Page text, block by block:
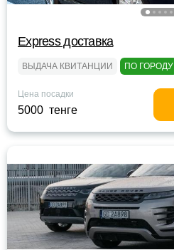
Express доставка
ВЫДАЧА КВИТАНЦИИ ПО ГОРОДУ
Цена посадки
5000 тенге